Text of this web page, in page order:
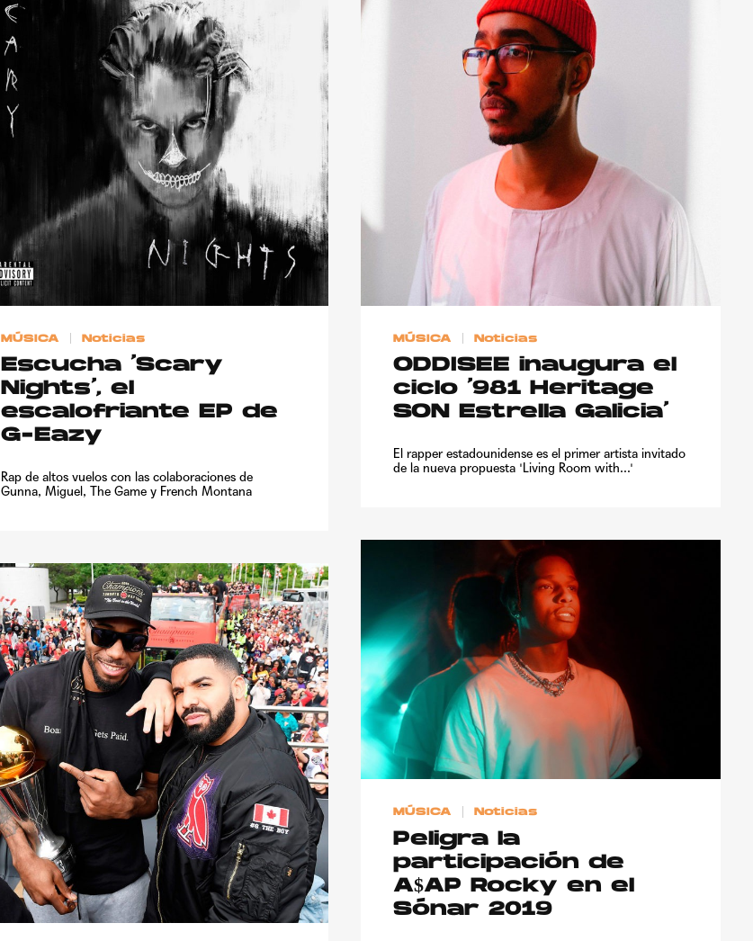
MÚSICA Noticias
Escucha ‘Scary
Nights’, el
escalofriante EP de
G-Eazy
Rap de altos vuelos con las colaboraciones de
Gunna, Miguel, The Game y French Montana
MÚSICA Noticias
ODDISEE inaugura el
ciclo ‘981 Heritage
SON Estrella Galicia’
El rapper estadounidense es el primer artista invitado
de la nueva propuesta 'Living Room with...'
MÚSICA Noticias
Peligra la
participación de
A$AP Rocky en el
Sónar 2019